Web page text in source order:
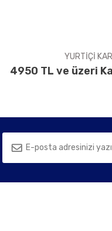
YURTİÇİ
4950 TL ve üzeri